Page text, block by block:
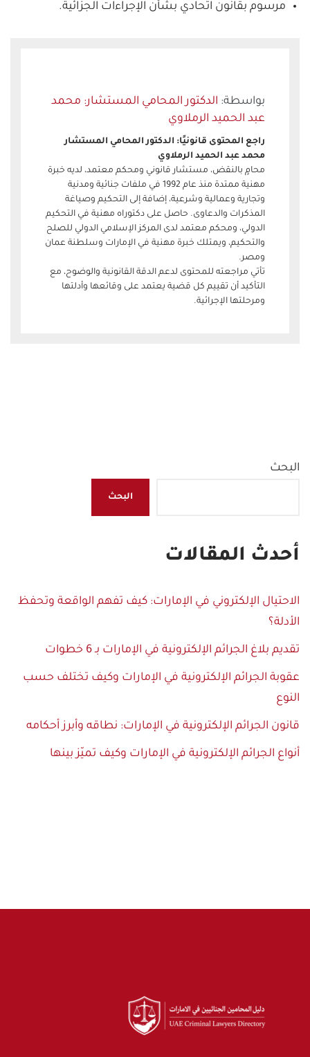
مرسوم بقانون اتحادي بشأن الإجراءات الجزائية.
الدكتور المحامي المستشار: محمد
عبد الحميد الرملاوي
راجع المحتوى قانونيًا: الدكتور المحامي المستشار
محمد عبد الحميد الرملاوي
محامٍ بالنقض، مستشار قانوني ومحكم معتمد، لديه خبرة
مهنية ممتدة منذ عام 1992 في ملفات جنائية ومدنية
وتجارية وعمالية وشرعية، إضافة إلى التحكيم وصياغة
المذكرات والدعاوى. حاصل على دكتوراه مهنية في التحكيم
الدولي، ومحكم معتمد لدى المركز الإسلامي الدولي للصلح
والتحكيم، ويمتلك خبرة مهنية في الإمارات وسلطنة عمان
ومصر.
تأتي مراجعته للمحتوى لدعم الدقة القانونية والوضوح، مع
التأكيد أن تقييم كل قضية يعتمد على وقائعها وأدلتها
ومرحلتها الإجرائية.
البحث
البحث
أحدث المقالات
الاحتيال الإلكتروني في الإمارات: كيف تفهم الواقعة وتحفظ
الأدلة؟
تقديم بلاغ الجرائم الإلكترونية في الإمارات بـ 6 خطوات
عقوبة الجرائم الإلكترونية في الإمارات وكيف تختلف حسب
النوع
قانون الجرائم الإلكترونية في الإمارات: نطاقه وأبرز أحكامه
أنواع الجرائم الإلكترونية في الإمارات وكيف تميّز بينها